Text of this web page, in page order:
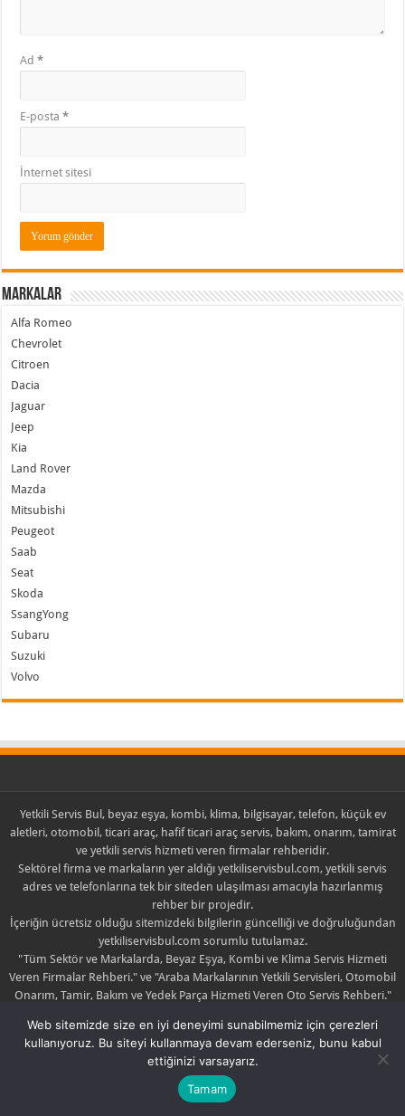
Ad*
E-posta*
İnternet sitesi
Markalar
Alfa Romeo
Chevrolet
Citroen
Dacia
Jaguar
Jeep
Kia
Land Rover
Mazda
Mitsubishi
Peugeot
Saab
Seat
Skoda
SsangYong
Subaru
Suzuki
Volvo
Yetkili Servis Bul, beyaz eşya, kombi, klima, bilgisayar, telefon, küçük ev
aletleri, otomobil, ticari araç, hafif ticari araç servis, bakım, onarım, tamirat
ve yetkili servis hizmeti veren firmalar rehberidir.
Sektörel firma ve markaların yer aldığı yetkiliservisbul.com, yetkili servis
adres ve telefonlarına tek bir siteden ulaşılması amacıyla hazırlanmış
rehber bir projedir.
İçeriğin ücretsiz olduğu sitemizdeki bilgilerin güncelliği ve doğruluğundan
yetkiliservisbul.com sorumlu tutulamaz.
"Tüm Sektör ve Markalarda, Beyaz Eşya, Kombi ve Klima Servis Hizmeti
Veren Firmalar Rehberi." ve "Araba Markalarının Yetkili Servisleri, Otomobil
Onarım, Tamir, Bakım ve Yedek Parça Hizmeti Veren Oto Servis Rehberi."
Yayınlanan içerik ile ilgili şikayette bulunulması halinde yayın kaldırılabilir
yada düzeltilebilir.
| © Copyright 2019 |Hakkımızda
Web sitemizde size en iyi deneyimi sunabilmemiz için çerezleri
kullanıyoruz. Bu siteyi kullanmaya devam ederseniz, bunu kabul
ettiğinizi varsayarız.
Tamam